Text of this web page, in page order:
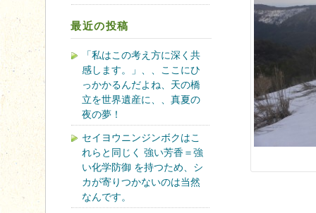
最近の投稿
「私はこの考え方に深く共
感します。」、、ここにひ
っかかるんだよね、天の橋
立を世界遺産に、、真夏の
夜の夢！
セイヨウニンジンボクはこ
れらと同じく 強い芳香＝強
い化学防御 を持つため、シ
カが寄りつかないのは当然
なんです。